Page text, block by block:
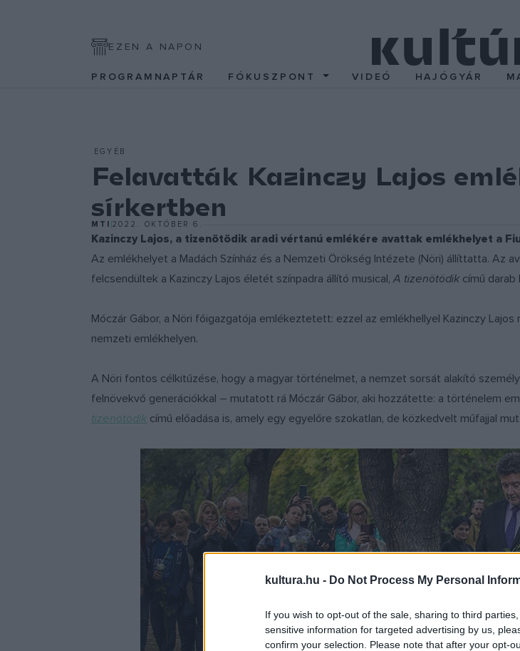
kultura.hu - Do Not Process My Personal
If you wish to opt-out of the sale, sharing to third
sensitive information for targeted advertising by us,
confirm your selection. Please note that after your opt-
EZEN A NAPON
PROGRAMNAPTÁR FÓKUSZPONT VIDEÓ HAJÓGYÁR
EGYÉB
Felavatták Kazinczy Lajos
sírkertben
MTI 2022. OKTÓBER 6.
Kazinczy Lajos, a tizenötödik aradi vértanú emlékére avattak emlékhelyet a
Az emlékhelyet a Madách Színház és a Nemzeti Örökség Intézete (Nöri) állíttatta. Az
felcsendültek a Kazinczy Lajos életét színpadra állító musical,A tizenötödik című
Móczár Gábor, a Nöri főigazgatója emlékeztetett: ezzel az emlékhellyel Kazinczy
nemzeti emlékhelyen.
A Nöri fontos célkitűzése, hogy a magyar történelmet, a nemzet sorsát alakító
felnövekvő generációkkal – mutatott rá Móczár Gábor, aki hozzátette: a történelem
tizenötödik című előadása is, amely egy egyelőre szokatlan, de közkedvelt műfajjal